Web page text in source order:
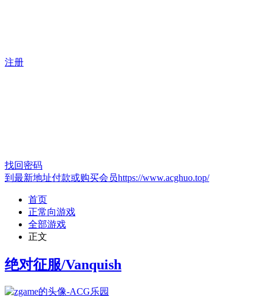
注册
找回密码
到最新地址付款或购买会员https://www.acghuo.top/
首页
正常向游戏
全部游戏
正文
绝对征服/Vanquish